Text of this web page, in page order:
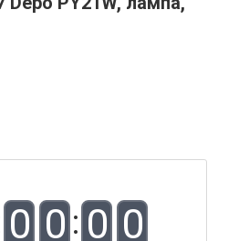
0 0 0 0